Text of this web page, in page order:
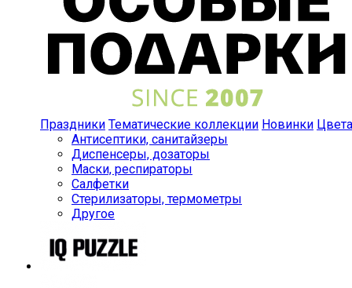
Праздники Тематические коллекции Новинки Цвета
Антисептики, санитайзеры
Диспенсеры, дозаторы
Маски, респираторы
Салфетки
Стерилизаторы, термометры
Другое